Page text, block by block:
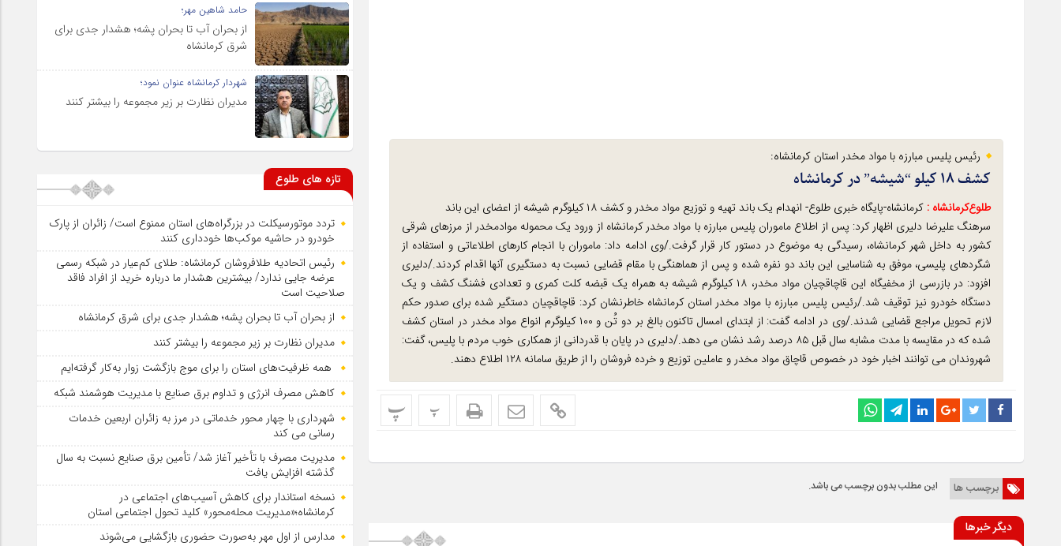
رئیس پلیس مبارزه با مواد مخدر استان کرمانشاه:
کشف ۱۸ کیلو “شیشه” در کرمانشاه
طلوع‌‌کرمانشاه : کرمانشاه-پایگاه خبری طلوع- انهدام یک باند تهیه و توزیع مواد مخدر و کشف ۱۸ کیلوگرم شیشه از اعضای این باند
سرهنگ علیرضا دلیری اظهار کرد: پس از اطلاع ماموران پلیس مبارزه با مواد مخدر کرمانشاه از ورود یک محموله موادمخدر از مرزهای شرقی
کشور به داخل شهر کرمانشاه، رسیدگی به موضوع در دستور کار قرار گرفت./وی ادامه داد: ماموران با انجام کارهای اطلاعاتی و استفاده از
شگردهای پلیسی، موفق به شناسایی این باند دو نفره شده و پس از هماهنگی با مقام قضایی نسبت به دستگیری آنها اقدام کردند./دلیری
افزود: در بازرسی از مخفیگاه این قاچاقچیان مواد مخدر، ۱۸ کیلوگرم شیشه به همراه یک قبضه کلت کمری و تعدادی فشنگ کشف و یک
دستگاه خودرو نیز توقیف شد./رئیس پلیس مبارزه با مواد مخدر استان کرمانشاه خاطرنشان کرد: قاچاقچیان دستگیر شده برای صدور حکم
لازم تحویل مراجع قضایی شدند./وی در ادامه گفت: از ابتدای امسال تاکنون بالغ بر دو تُن و ۱۰۰ کیلوگرم انواع مواد مخدر در استان کشف
شده که در مقایسه با مدت مشابه سال قبل ۸۵ درصد رشد نشان می دهد./دلیری در پایان با قدردانی از همکاری خوب مردم با پلیس، گفت:
شهروندان می توانند اخبار خود در خصوص قاچاق مواد مخدر و عاملین توزیع و خرده فروشان را از طریق سامانه ۱۲۸ اطلاع دهند.
پ پ
برچسب ها این مطلب بدون برچسب می باشد.
دیگر خبرها
حامد شاهین مهر؛
از بحران آب تا بحران پشه؛ هشدار جدی برای
شرق کرمانشاه
شهردار کرمانشاه عنوان نمود؛
مدیران نظارت بر زیر مجموعه را بیشتر کنند
تازه های طلوع
تردد موتورسیکلت در بزرگراه‌های استان ممنوع است/ زائران از پارک
خودرو در حاشیه موکب‌ها خودداری کنند
رئیس اتحادیه طلافروشان کرمانشاه: طلای کم‌عیار در شبکه رسمی
عرضه جایی ندارد/ بیشترین هشدار ما درباره خرید از افراد فاقد
صلاحیت است
از بحران آب تا بحران پشه؛ هشدار جدی برای شرق کرمانشاه
مدیران نظارت بر زیر مجموعه را بیشتر کنند
همه ظرفیت‌های استان را برای موج بازگشت زوار به‌کار گرفته‌ایم
کاهش مصرف انرژی و تداوم برق صنایع با مدیریت هوشمند شبکه
شهرداری با چهار محور خدماتی در مرز به زائران اربعین خدمات
رسانی می کند
مدیریت مصرف با تأخیر آغاز شد/ تأمین برق صنایع نسبت به سال
گذشته افزایش یافت
نسخه استاندار برای کاهش آسیب‌های اجتماعی در
کرمانشاه؛«مدیریت محله‌محور» کلید تحول اجتماعی استان
مدارس از اول مهر به‌صورت حضوری بازگشایی می‌شوند